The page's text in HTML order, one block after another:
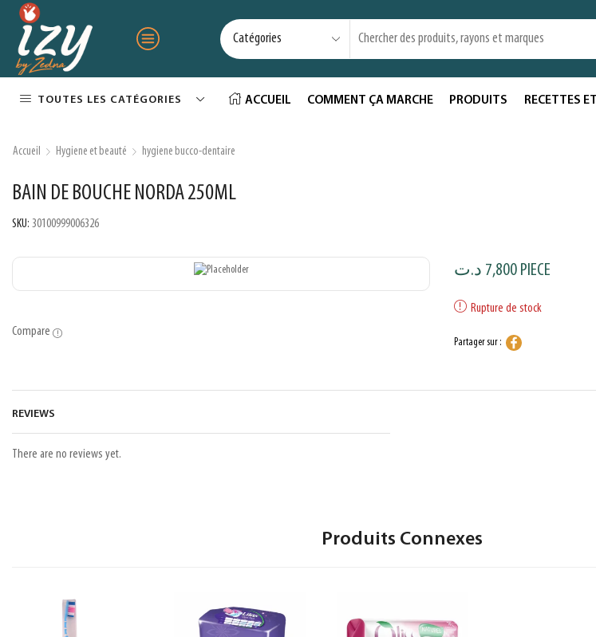
TOUTES LES CATÉGORIES ACCUEIL COMMENT ÇA MARCHE PRODUITS RECETTES
Accueil Hygiene et beauté hygiene bucco-dentaire
BAIN DE BOUCHE NORDA 250ML
SKU: 30100999006326
Compare
7,800 د.ت PIECE
Rupture de stock
Partager sur :
REVIEWS
There are no reviews yet.
Produits Connexes